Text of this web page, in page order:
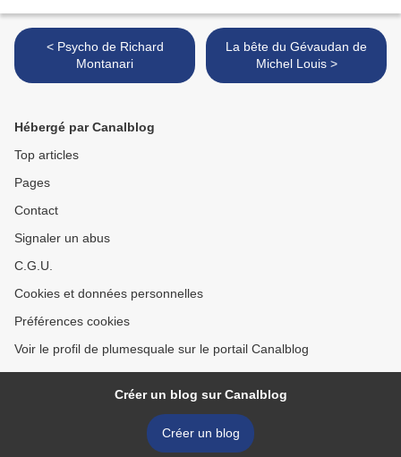
< Psycho de Richard
Montanari
La bête du Gévaudan de
Michel Louis >
Hébergé par Canalblog
Top articles
Pages
Contact
Signaler un abus
C.G.U.
Cookies et données personnelles
Préférences cookies
Voir le profil de plumesquale sur le portail Canalblog
Créer un blog sur Canalblog
Créer un blog